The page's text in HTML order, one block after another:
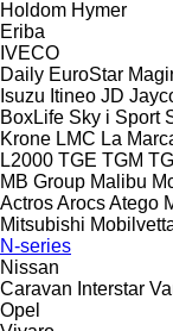
Holdom Hymer
Eriba
IVECO
Daily EuroStar
Isuzu Itineo JD
BoxLife Sky i Sport
Krone LMC La
L2000 TGE TGM
MB Group Malibu
ActrosArocsAtego
Mitsubishi
N-series
Nissan
Caravan Interstar
Opel